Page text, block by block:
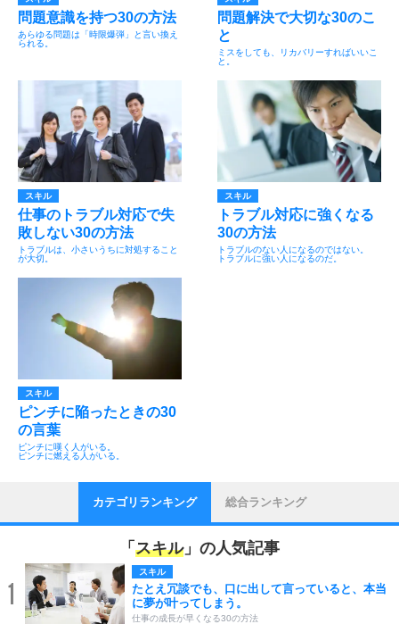
問題意識を持つ30の方法
あらゆる問題は「時限爆弾」と言い換え
られる。
問題解決で大切な30のこ
と
ミスをしても、リカバリーすればいいこ
と。
スキル
仕事のトラブル対応で失
敗しない30の方法
トラブルは、小さいうちに対処すること
が大切。
スキル
トラブル対応に強くなる
30の方法
トラブルのない人になるのではない。
トラブルに強い人になるのだ。
スキル
ピンチに陥ったときの30
の言葉
ピンチに嘆く人がいる。
ピンチに燃える人がいる。
カテゴリランキング 総合ランキング
「 スキル」の人気記事
1
スキル
たとえ冗談でも、口に出して言っていると、本当
に夢が叶ってしまう。
仕事の成長が早くなる30の方法